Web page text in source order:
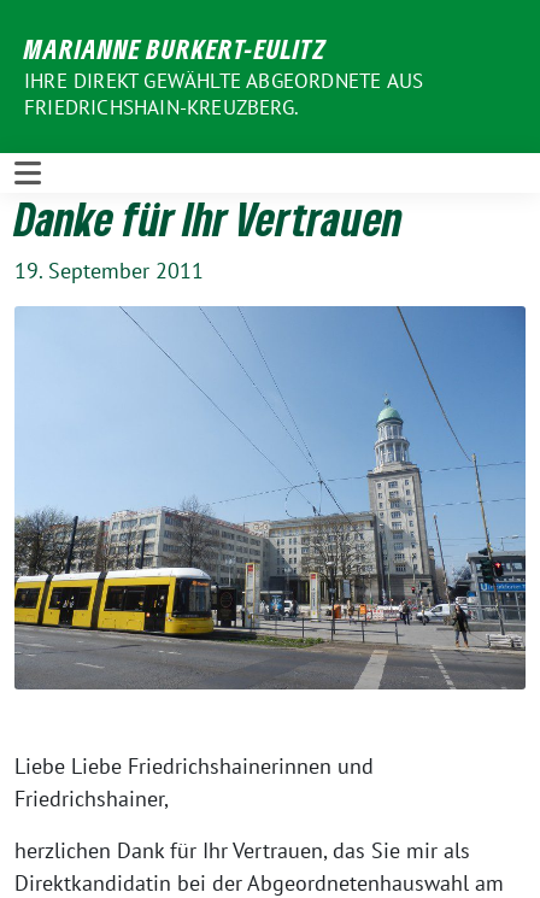
zum
Inhalt
MARIANNE BURKERT-EULITZ
IHRE DIREKT GEWÄHLTE ABGEORDNETE AUS
FRIEDRICHSHAIN-KREUZBERG.
Danke für Ihr Vertrauen
19. September 2011
Liebe Liebe Friedrichshainerinnen und
Friedrichshainer,
herzlichen Dank für Ihr Vertrauen, das Sie mir als
Direktkandidatin bei der Abgeordnetenhauswahl am